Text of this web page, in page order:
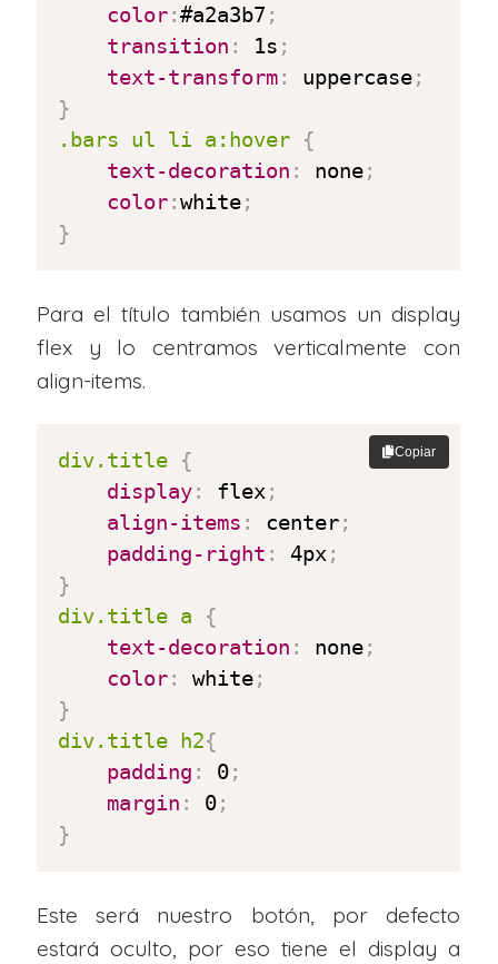
color:#a2a3b7 ;
transition : 1s ;
text-transform: uppercase;
}
.bars ul li a:hover {
text-decoration : none;
color:white;
}
Para el título también usamos un display
flex y lo centramos verticalmente con
align-items.
div.title {
display: flex;
align-items : center;
padding-right : 4px;
}
div.title a
{
text-decoration : none;
color: white;
}
div.title h2{
padding : 0;
margin : 0;
}
Copiar
Este será nuestro botón, por defecto
estará oculto, por eso tiene el display a